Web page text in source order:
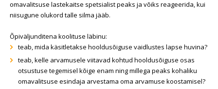
omavalitsuse lastekaitse spetsialist peaks ja võiks reageerida, kui
niisugune olukord talle silma jääb.
Õpiväljunditena koolituse läbinu:
teab, mida käsitletakse hooldusõiguse vaidlustes lapse huvina?
teab, kelle arvamusele viitavad kohtud hooldusõiguse osas
otsustuse tegemisel kõige enam ning millega peaks kohaliku
omavalitsuse esindaja arvestama oma arvamuse koostamisel?